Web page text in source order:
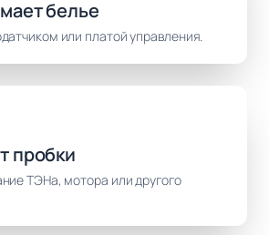
белье
или платой управления.
пробки
ТЭНа, мотора или другого